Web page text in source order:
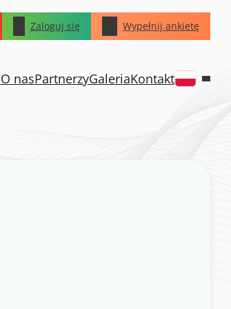
Zaloguj się Wypełnij ankietę
O nasPartnerzyGaleriaKontakt